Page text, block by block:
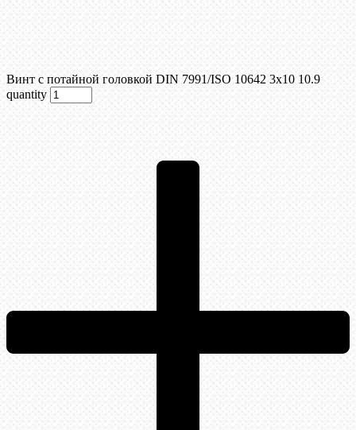
Винт с потайной головкой DIN 7991/ISO 10642 3х10 10.9
quantity